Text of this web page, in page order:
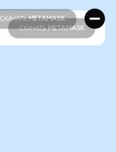
СКАЧАТЬ METAMASK
СКАЧАТЬ METAMASK
СКАЧАТЬ METAMASK